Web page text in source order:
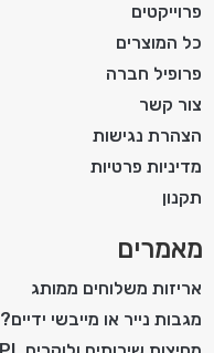
פרוייקטים
כל המוצרים
פרופיל חברה
צור קשר
הצהרת נגישות
מדיניות פרטיות
תקנון
מאמרים
אריזות משלוחים ממותג
מגבות נייר או מייבשי ידיים?